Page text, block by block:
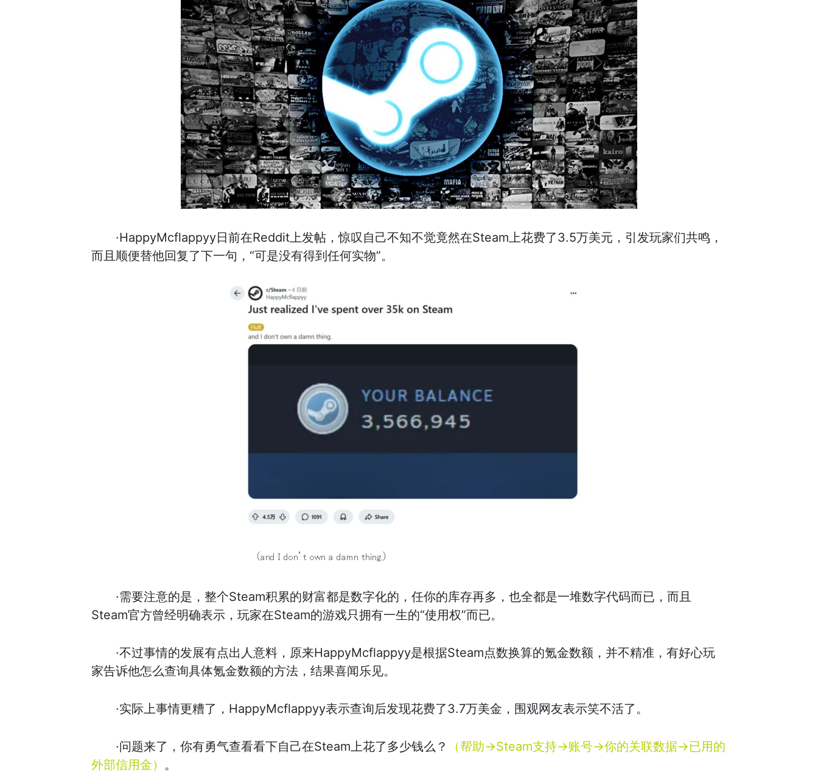
·HappyMcflappyy日前在Reddit上发帖，惊叹自己不知不觉竟然在Steam上花费了3.5万美元，引发玩家们共鸣，
而且顺便替他回复了下一句，“可是没有得到任何实物”。
·需要注意的是，整个Steam积累的财富都是数字化的，任你的库存再多，也全都是一堆数字代码而已，而且
Steam官方曾经明确表示，玩家在Steam的游戏只拥有一生的“使用权”而已。
·不过事情的发展有点出人意料，原来HappyMcflappyy是根据Steam点数换算的氪金数额，并不精准，有好心玩
家告诉他怎么查询具体氪金数额的方法，结果喜闻乐见。
·实际上事情更糟了，HappyMcflappyy表示查询后发现花费了3.7万美金，围观网友表示笑不活了。
·问题来了，你有勇气查看看下自己在Steam上花了多少钱么？
（帮助→Steam支持→账号→你的关联数据→已用的
外部信用金） 。